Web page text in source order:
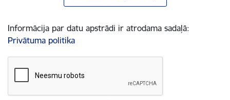
Informācija par datu apstrādi ir atrodama sadaļā:
Privātuma politika